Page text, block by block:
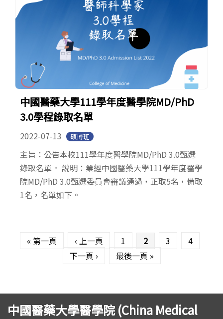
中國醫藥大學111學年度醫學院MD/PhD
3.0學程錄取名單
2022-07-13 碩博班
主旨：公告本校111學年度醫學院MD/PhD 3.0甄選
錄取名單。 說明：業經中國醫藥大學111學年度醫學
院MD/PhD 3.0甄選委員會審議通過，正取5名，備取
1名，名單如下。
« 第一頁 ‹ 上一頁 1 2 3
4
下一頁 ›
最後一頁 »
中國醫藥大學醫學院 (China Medical